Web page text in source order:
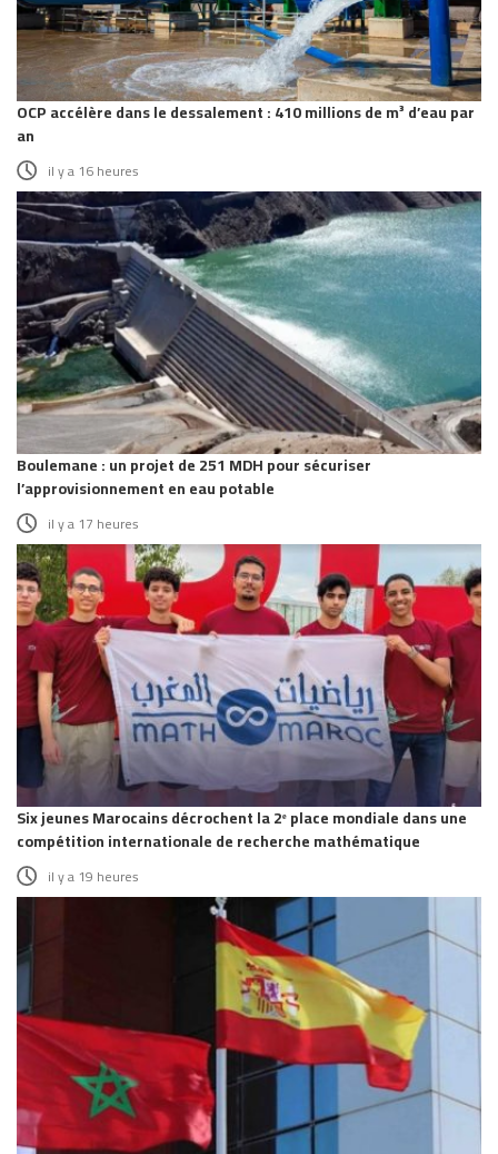
OCP accélère dans le dessalement : 410 millions de m³ d’eau par
an
il y a 16 heures
Boulemane : un projet de 251 MDH pour sécuriser
l’approvisionnement en eau potable
il y a 17 heures
Six jeunes Marocains décrochent la 2ᵉ place mondiale dans une
compétition internationale de recherche mathématique
il y a 19 heures